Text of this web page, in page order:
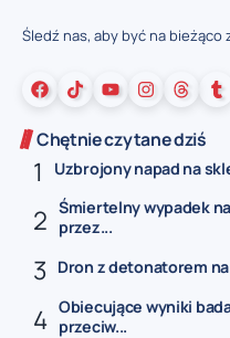
Śledź nas, aby być na bieżąco
Chętnie czytane dziś
Uzbrojony napad na
Śmiertelny wypadek
przez...
Dron z detonatorem
Obiecujące wyniki
przeciw...